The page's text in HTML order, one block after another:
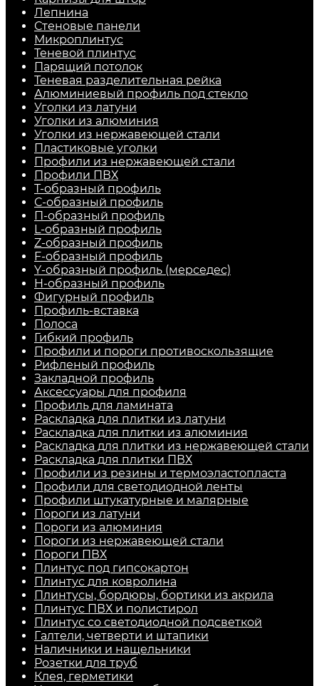
Лепнина
Стеновые панели
Микроплинтус
Теневой плинтус
Парящий потолок
Теневая разделительная рейка
Алюминиевый профиль под стекло
Уголки из латуни
Уголки из алюминия
Уголки из нержавеющей стали
Пластиковые уголки
Профили из нержавеющей стали
Профили ПВХ
Т-образный профиль
С-образный профиль
П-образный профиль
L-образный профиль
Z-образный профиль
F-образный профиль
Y-образный профиль (мерседес)
H-образный профиль
Фигурный профиль
Профиль-вставка
Полоса
Гибкий профиль
Профили и пороги противоскользящие
Рифленый профиль
Закладной профиль
Аксессуары для профиля
Профиль для ламината
Раскладка для плитки из латуни
Раскладка для плитки из алюминия
Раскладка для плитки из нержавеющей стали
Раскладка для плитки ПВХ
Профили из резины и термоэластопласта
Профили для светодиодной ленты
Профили штукатурные и малярные
Пороги из латуни
Пороги из алюминия
Пороги из нержавеющей стали
Пороги ПВХ
Плинтус под гипсокартон
Плинтус для ковролина
Плинтусы, бордюры, бортики из акрила
Плинтус ПВХ и полистирол
Плинтус со светодиодной подсветкой
Галтели, четверти и штапики
Наличники и нащельники
Розетки для труб
Клея, герметики